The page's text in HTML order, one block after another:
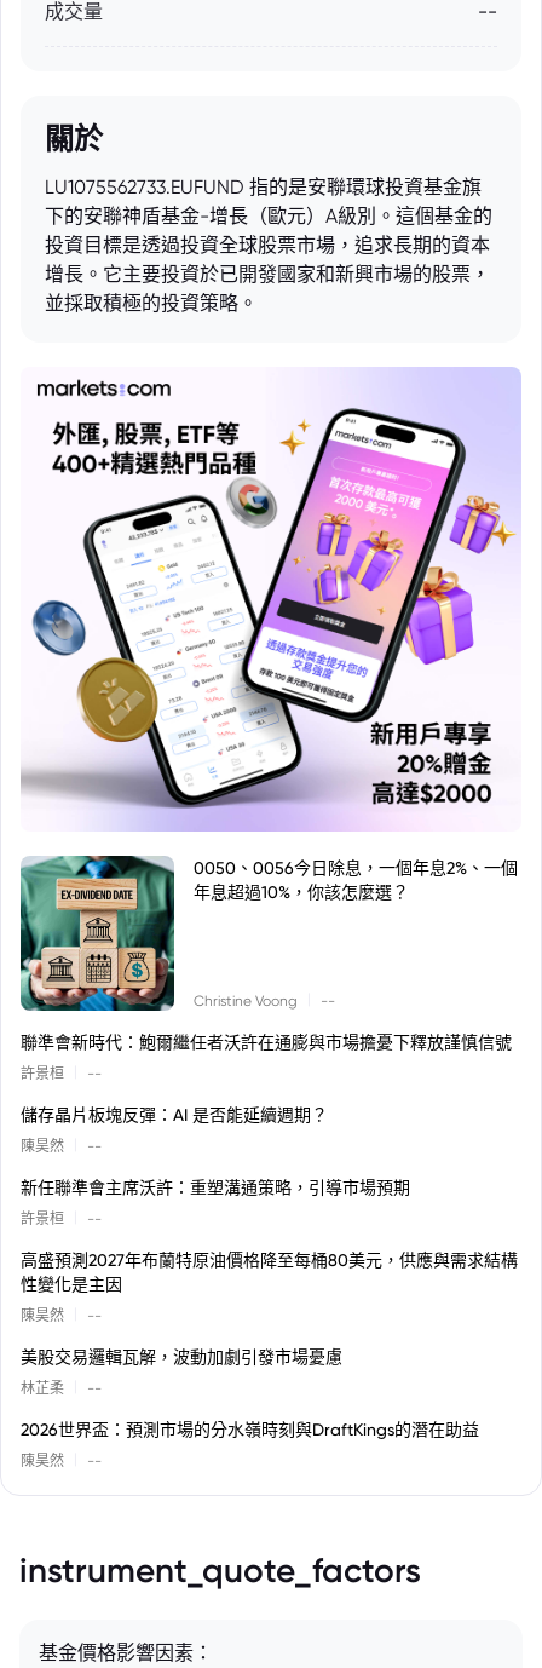
成交量 --
關於
LU1075562733.EUFUND 指的是安聯環球投資基金旗
下的安聯神盾基金-增長（歐元）A級別。這個基金的
投資目標是透過投資全球股票市場，追求長期的資本
增長。它主要投資於已開發國家和新興市場的股票，
並採取積極的投資策略。
0050、0056今日除息，一個年息2%、一個
年息超過10%，你該怎麼選？
Christine Voong --
聯準會新時代：鮑爾繼任者沃許在通膨與市場擔憂下釋放謹慎信號
許景桓 --
儲存晶片板塊反彈：AI 是否能延續週期？
陳昊然 --
新任聯準會主席沃許：重塑溝通策略，引導市場預期
許景桓 --
高盛預測2027年布蘭特原油價格降至每桶80美元，供應與需求結構
性變化是主因
陳昊然 --
美股交易邏輯瓦解，波動加劇引發市場憂慮
林芷柔 --
2026世界盃：預測市場的分水嶺時刻與DraftKings的潛在助益
陳昊然 --
instrument_quote_factors
基金價格影響因素：